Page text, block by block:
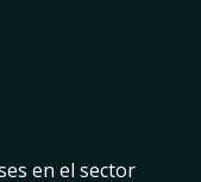
en el sector